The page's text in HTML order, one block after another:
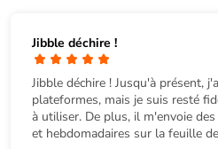
Jibble déchire !
Jibble déchire ! Jusqu'à présent,
plateformes, mais je suis resté
à utiliser. De plus, il m'envoie
et hebdomadaires sur la feuille